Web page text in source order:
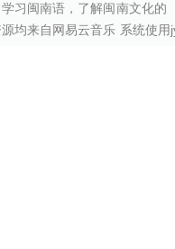
习闽南语，了解闽南文化的
均来自网易云音乐 系统使